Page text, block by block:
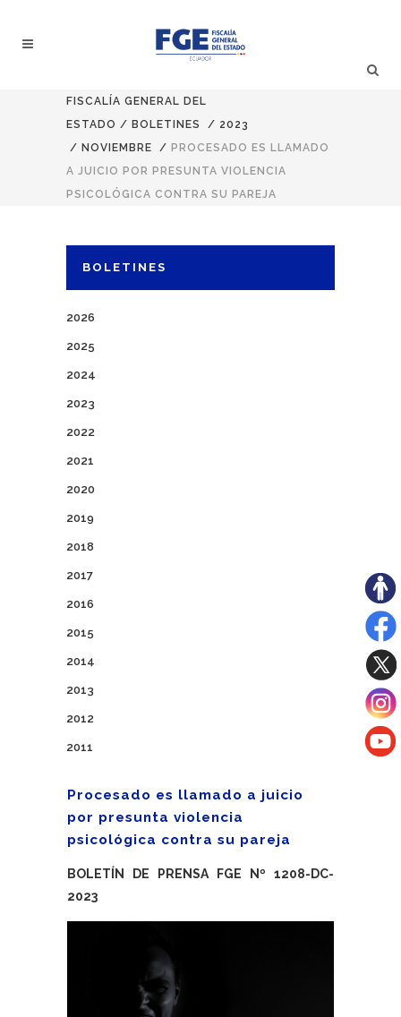
FISCALÍA GENERAL DEL
ESTADO / BOLETINES / 2023
/ NOVIEMBRE / PROCESADO ES LLAMADO
A JUICIO POR PRESUNTA VIOLENCIA
PSICOLÓGICA CONTRA SU PAREJA
BOLETINES
2026
2025
2024
2023
2022
2021
2020
2019
2018
2017
2016
2015
2014
2013
2012
2011
Procesado es llamado a juicio
por presunta violencia
psicológica contra su pareja
BOLETÍN DE PRENSA FGE Nº 1208-DC-
2023